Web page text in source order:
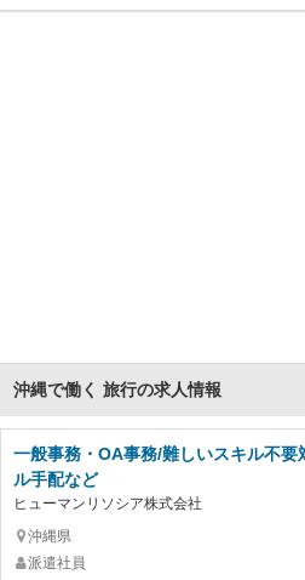
沖縄で働く 旅行の求人情報
一般事務・OA事務/難しいスキル不
ル手配など
ヒューマンリソシア株式会社
沖縄県
派遣社員